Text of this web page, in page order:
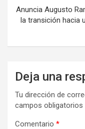
Anuncia Augusto
la transición hacia
Deja una
Tu dirección de
campos
Comentario *